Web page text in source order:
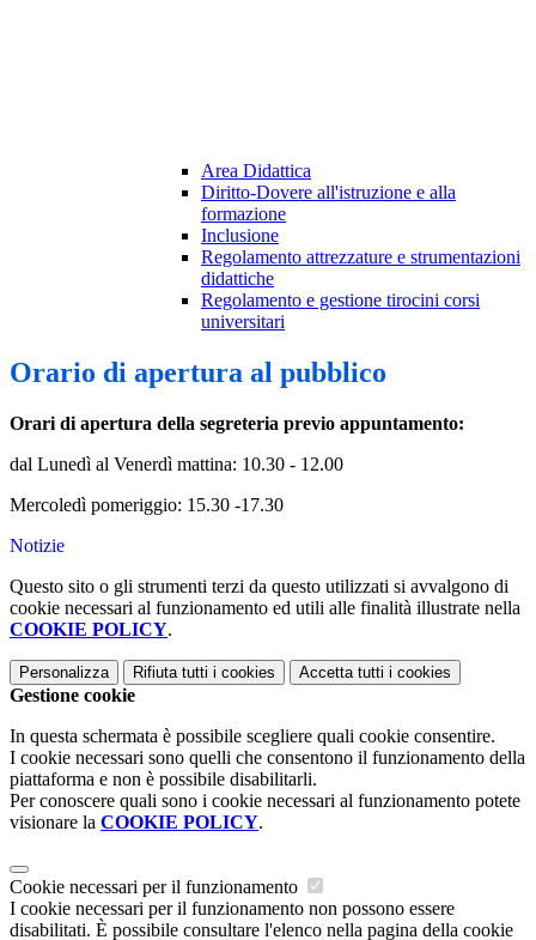
Area Didattica
Diritto-Dovere all'istruzione e alla
formazione
Inclusione
Regolamento attrezzature e strumentazioni
didattiche
Regolamento e gestione tirocini corsi
universitari
Orario di apertura al pubblico
Orari di apertura della segreteria previo appuntamento:
dal Lunedì al Venerdì mattina: 10.30 - 12.00
Mercoledì pomeriggio: 15.30 -17.30
Notizie
Questo sito o gli strumenti terzi da questo utilizzati si avvalgono di
cookie necessari al funzionamento ed utili alle finalità illustrate nella
COOKIE POLICY.
Personalizza Rifiuta tutti i cookies Accetta tutti i cookies
Gestione cookie
In questa schermata è possibile scegliere quali cookie consentire.
I cookie necessari sono quelli che consentono il funzionamento della
piattaforma e non è possibile disabilitarli.
Per conoscere quali sono i cookie necessari al funzionamento potete
visionare la COOKIE POLICY.
Cookie necessari per il funzionamento
I cookie necessari per il funzionamento non possono essere
disabilitati. È possibile consultare l'elenco nella pagina della cookie